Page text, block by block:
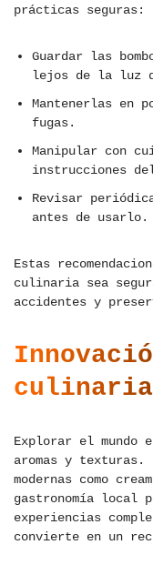
prácticas seguras:
Guardar las
lejos de la luz
Mantenerlas en
fugas.
Manipular con
instrucciones
Revisar
antes de usarlo.
Estas
culinaria sea
accidentes y
Explorar el mundo
aromas y texturas.
modernas como
gastronomía
experiencias
convierte en un